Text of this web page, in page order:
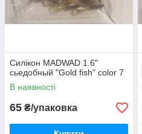
Силікон MADWAD 1.6"
сьедобный "Gold fish" color 7
В наявності
65 ₴/упаковка